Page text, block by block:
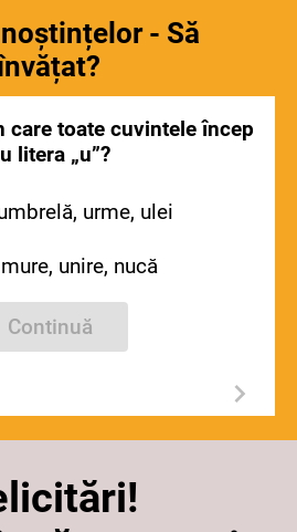
- Să
care toate cuvintele încep
litera „u”?
urme, ulei
unire, nucă
Continuă